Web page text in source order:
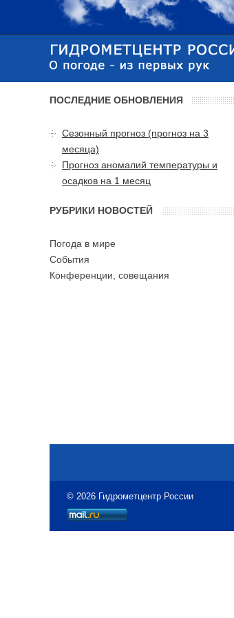
ПОСЛЕДНИЕ ОБНОВЛЕНИЯ
Сезонный прогноз (прогноз на 3
месяца)
Прогноз аномалий температуры и
осадков на 1 месяц
РУБРИКИ НОВОСТЕЙ
Погода в мире
События
Конференции, совещания
© 2026 Гидрометцентр России